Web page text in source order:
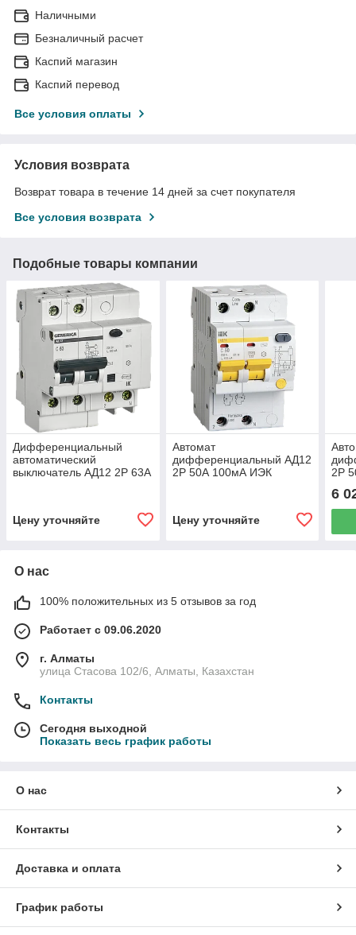
Наличными
Безналичный расчет
Каспий магазин
Каспий перевод
Все условия оплаты
Условия возврата
Возврат товара в течение 14 дней за счет покупателя
Все условия возврата
Подобные товары компании
Дифференциальный
автоматический
выключатель АД12 2Р 63А
Цену уточняйте
Автомат
дифференциальный АД12
2Р 50А 100мА ИЭК
Цену уточняйте
2Р
6
О нас
100% положительных из 5 отзывов за год
Работает с 09.06.2020
г. Алматы
улица Стасова 102/6, Алматы, Казахстан
Контакты
Сегодня выходной
Показать весь график работы
О нас
Контакты
Доставка и оплата
График работы